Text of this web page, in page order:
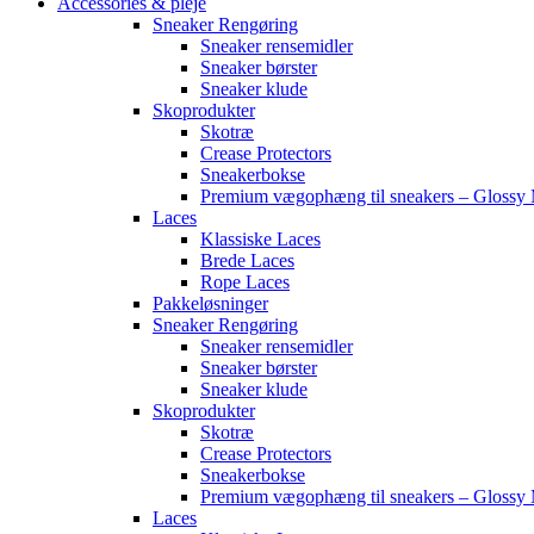
Sneaker Rengøring
Sneaker rensemidler
Sneaker børster
Sneaker klude
Skoprodukter
Skotræ
Crease Protectors
Sneakerbokse
Premium vægophæng til sneakers – Glossy
Laces
Klassiske Laces
Brede Laces
Rope Laces
Pakkeløsninger
Sneaker Rengøring
Sneaker rensemidler
Sneaker børster
Sneaker klude
Skoprodukter
Skotræ
Crease Protectors
Sneakerbokse
Premium vægophæng til sneakers – Glossy
Laces